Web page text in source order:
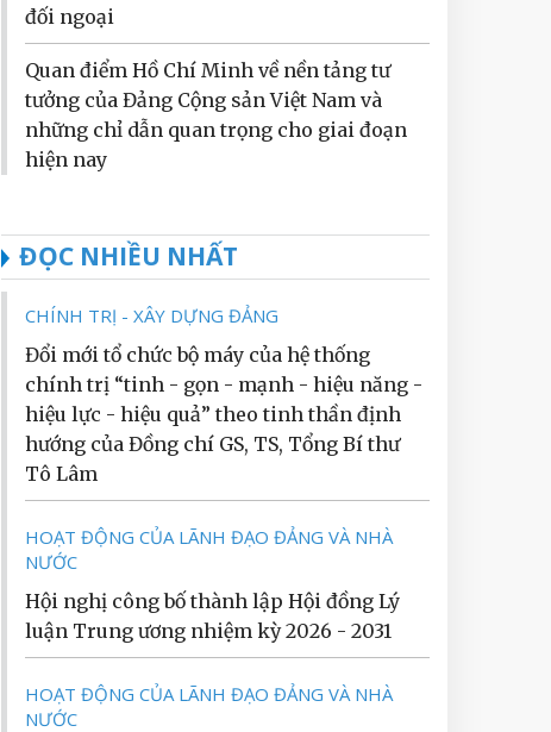
đối ngoại
Quan điểm Hồ Chí Minh về nền tảng tư
tưởng của Đảng Cộng sản Việt Nam và
những chỉ dẫn quan trọng cho giai đoạn
hiện nay
ĐỌC NHIỀU NHẤT
CHÍNH TRỊ - XÂY DỰNG ĐẢNG
Đổi mới tổ chức bộ máy của hệ thống
chính trị “tinh - gọn - mạnh - hiệu năng -
hiệu lực - hiệu quả” theo tinh thần định
hướng của Đồng chí GS, TS, Tổng Bí thư
Tô Lâm
HOẠT ĐỘNG CỦA LÃNH ĐẠO ĐẢNG VÀ NHÀ
NƯỚC
Hội nghị công bố thành lập Hội đồng Lý
luận Trung ương nhiệm kỳ 2026 - 2031
HOẠT ĐỘNG CỦA LÃNH ĐẠO ĐẢNG VÀ NHÀ
NƯỚC